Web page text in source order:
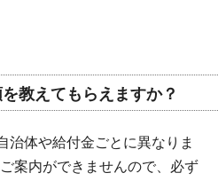
教えてもらえますか？
治体や給付金ごとに異なりま
案内ができませんので、必ず